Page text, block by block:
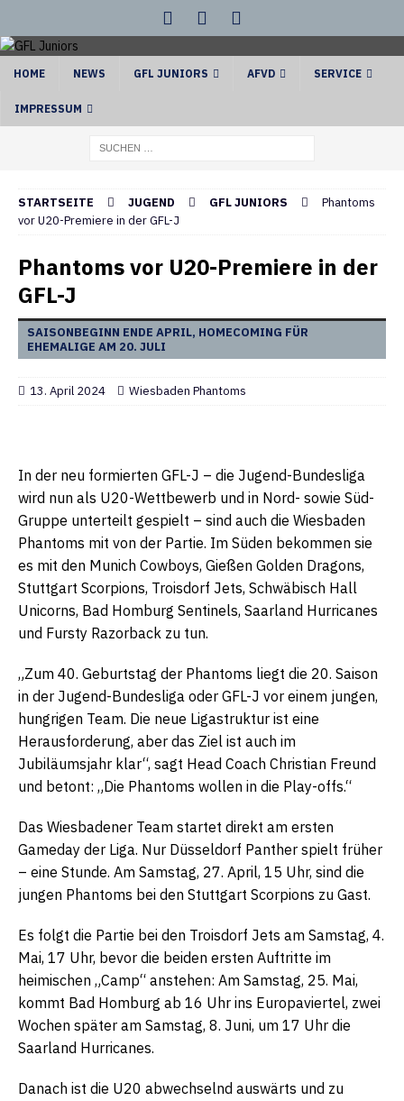
HOME NEWS GFL JUNIORS AFVD SERVICE
IMPRESSUM
STARTSEITE JUGEND GFL JUNIORS
Phantoms
vor U20-Premiere in der GFL-J
Phantoms vor U20-Premiere in der
GFL-J
SAISONBEGINN ENDE APRIL, HOMECOMING FÜR
EHEMALIGE AM 20. JULI
13. April 2024 Wiesbaden Phantoms
In der neu formierten GFL-J – die Jugend-Bundesliga
wird nun als U20-Wettbewerb und in Nord- sowie Süd-
Gruppe unterteilt gespielt – sind auch die Wiesbaden
Phantoms mit von der Partie. Im Süden bekommen sie
es mit den Munich Cowboys, Gießen Golden Dragons,
Stuttgart Scorpions, Troisdorf Jets, Schwäbisch Hall
Unicorns, Bad Homburg Sentinels, Saarland Hurricanes
und Fursty Razorback zu tun.
„Zum 40. Geburtstag der Phantoms liegt die 20. Saison
in der Jugend-Bundesliga oder GFL-J vor einem jungen,
hungrigen Team. Die neue Ligastruktur ist eine
Herausforderung, aber das Ziel ist auch im
Jubiläumsjahr klar“, sagt Head Coach Christian Freund
und betont: „Die Phantoms wollen in die Play-offs.“
Das Wiesbadener Team startet direkt am ersten
Gameday der Liga. Nur Düsseldorf Panther spielt früher
– eine Stunde. Am Samstag, 27. April, 15 Uhr, sind die
jungen Phantoms bei den Stuttgart Scorpions zu Gast.
Es folgt die Partie bei den Troisdorf Jets am Samstag, 4.
Mai, 17 Uhr, bevor die beiden ersten Auftritte im
heimischen „Camp“ anstehen: Am Samstag, 25. Mai,
kommt Bad Homburg ab 16 Uhr ins Europaviertel, zwei
Wochen später am Samstag, 8. Juni, um 17 Uhr die
Saarland Hurricanes.
Danach ist die U20 abwechselnd auswärts und zu